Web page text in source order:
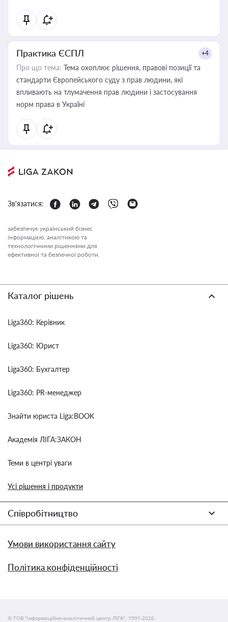
Практика ЄСПЛ +4
Про що тема: Тема охоплює рішення, правові позиції та
стандарти Європейського суду з прав людини, які
впливають на тлумачення прав людини і застосування
норм права в Україні
Зв'язатися:
забезпечує український бізнес
інформацією, аналітикою та
технологічними рішеннями для
ефективної та безпечної роботи.
Каталог рішень
Liga360: Керівник
Liga360: Юрист
Liga360: Бухгалтер
Liga360: PR-менеджер
Знайти юриста Liga:BOOK
Академія ЛІГА:ЗАКОН
Теми в центрі уваги
Усі рішення і продукти
Співробітництво
Умови використання сайту
Політика конфіденційності
© ТОВ "інформаційно-аналітичний центр ЛІГА", 1991-2026.